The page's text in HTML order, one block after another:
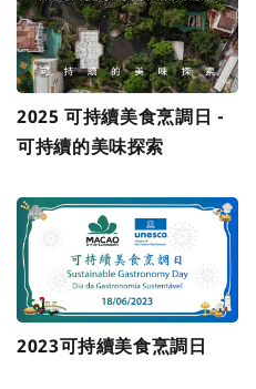
2025 可持續美食烹調日 -
可持續的美味探索
2023可持續美食烹調日